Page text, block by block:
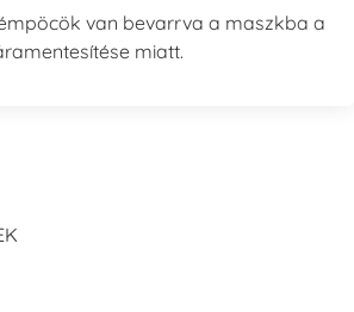
van bevarrva a maszkba a
miatt.